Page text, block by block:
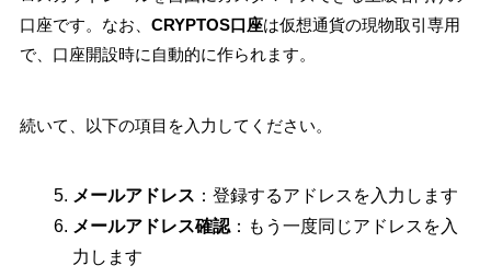
口座です。なお、 CRYPTOS口座は仮想通貨の現物取引専用
で、口座開設時に自動的に作られます。
続いて、以下の項目を入力してください。
メールアドレス ：登録するアドレスを入力します
メールアドレス確認：もう一度同じアドレスを入
力します